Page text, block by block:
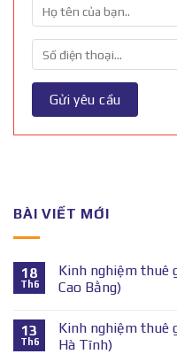
BÀI VIẾT MỚI
18
Th6
Kinh nghiệm thuê
Cao Bằng)
13
Th6
Kinh nghiệm thuê
Hà Tĩnh)